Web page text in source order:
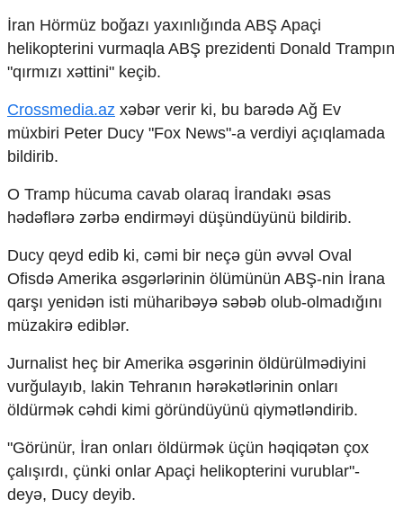
Sosioloji
Araşdırma
Multimedia
Foto
Video
İnfoqrafika
Podcast
Humanitar
Mədəniyyət
Diaspor
Yüksəliş hekayəsi
Mədəniyyətimizin Zəfəri
Zəfər Diasporu
Ailə və uşaq
Turizm
İqtisadi xəbərlər
Energetika
Neft-qaz
İran Hörmüz boğazı yaxınlığında ABŞ Apaçi
helikopterini vurmaqla ABŞ prezidenti Donald Trampın
"qırmızı xəttini" keçib.
Crossmedia.az xəbər verir ki, bu barədə Ağ Ev
müxbiri Peter Ducy "Fox News"-a verdiyi açıqlamada
bildirib.
O Tramp hücuma cavab olaraq İrandakı əsas
hədəflərə zərbə endirməyi düşündüyünü bildirib.
Ducy qeyd edib ki, cəmi bir neçə gün əvvəl Oval
Ofisdə Amerika əsgərlərinin ölümünün ABŞ-nin İrana
qarşı yenidən isti müharibəyə səbəb olub-olmadığını
müzakirə ediblər.
Jurnalist heç bir Amerika əsgərinin öldürülmədiyini
vurğulayıb, lakin Tehranın hərəkətlərinin onları
öldürmək cəhdi kimi göründüyünü qiymətləndirib.
"Görünür, İran onları öldürmək üçün həqiqətən çox
çalışırdı, çünki onlar Apaçi helikopterini vurublar"-
deyə, Ducy deyib.